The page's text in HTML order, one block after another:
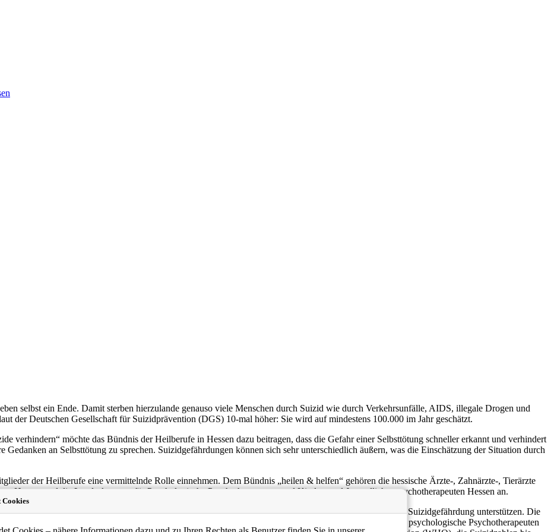
selbst ein Ende. Damit sterben hierzulande genauso viele Menschen durch Suizid wie durch Verkehrsunfälle, AIDS, illegale Drogen und
der Deutschen Gesellschaft für Suizidprävention (DGS) 10-mal höher: Sie wird auf mindestens 100.000 im Jahr geschätzt.
verhindern“ möchte das Bündnis der Heilberufe in Hessen dazu beitragen, dass die Gefahr einer Selbsttötung schneller erkannt und verhindert
an Selbsttötung zu sprechen. Suizidgefährdungen können sich sehr unterschiedlich äußern, was die Einschätzung der Situation durch
der Heilberufe eine vermittelnde Rolle einnehmen. Dem Bündnis „heilen & helfen“ gehören die hessische Ärzte-, Zahnärzte-, Tierärzte
Hessen und die Landeskammer für Psychologische Psychotherapeuten und Kinder- und Jugendlichenpsychotherapeuten Hessen an.
Hilfsangebote auf. Es soll zudem Freunde und Angehörige bei der rechtzeitigen Einschätzung von Suizidgefährdung unterstützen. Die
zur Suizidprävention. In den nächsten Wochen wird sie hessenweit an Ärzte, Zahnärzte, Tierärzte, psychologische Psychotherapeuten
Cookies